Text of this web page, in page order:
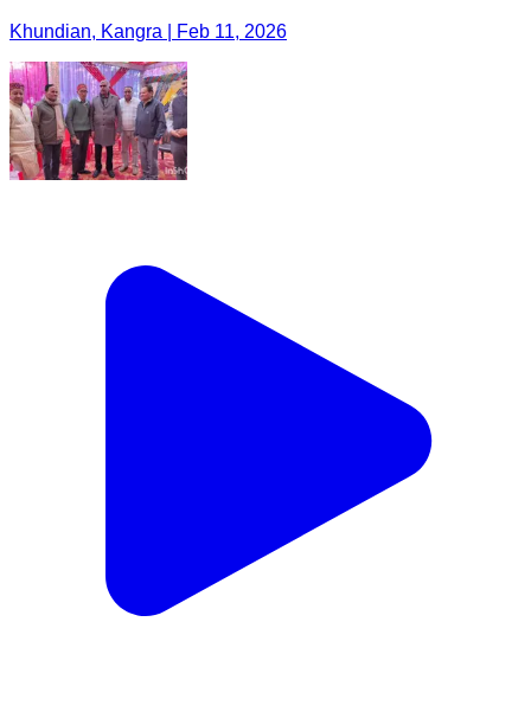
Khundian, Kangra | Feb 11, 2026